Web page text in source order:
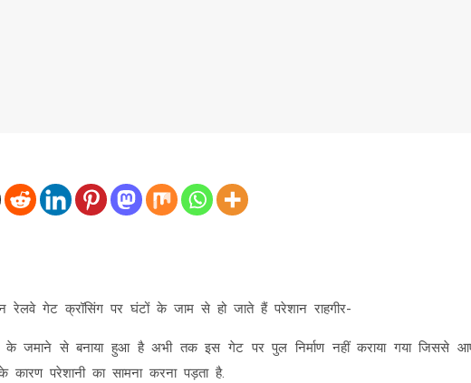
रेलवे गेट क्रॉसिंग पर घंटों के जाम से हो जाते हैं परेशान राहगीर-
के जमाने से बनाया हुआ है अभी तक इस गेट पर पुल निर्माण नहीं कराया गया जिससे
कारण परेशानी का सामना करना पड़ता है.